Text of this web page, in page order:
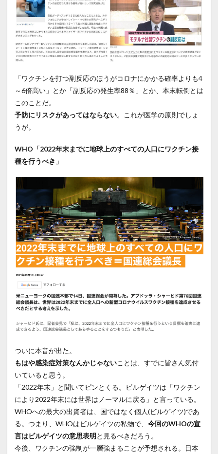
「ワクチンを打つ副反応のほうがコロナにかかる確率よりも4
～6倍高い」とか「副反応の発生率88％」とか、本末転倒とは
このことだ。
予防にリスクがあってはならない。これが医学の原則でしょ
うが。
WHO「2022年末までに地球上のすべての人口にワクチン接
種を行うべき」
ついに本音が出た。
もはや感染症対策なんかじゃないことは、すでに皆さん気付
いていると思う。
「2022年末」と聞いてピンとくる。ビルゲイツは「ワクチン
により2022年末には世界はノーマルに戻る」と言っている。
WHOへの最大の出資者は、国ではなく個人(ビルゲイツ)であ
る。つまり、WHOはビルゲイツの私物で、 今回のWHOの宣
言はビルゲイツの意思表明と見るべきだろう。
今後、ワクチンの強制が一層強まることが予想される。日本